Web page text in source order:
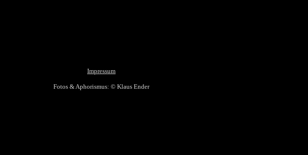
Impressum
Fotos & Aphorismus: © Klaus Ender